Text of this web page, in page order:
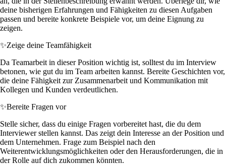
deine bisherigen Erfahrungen und Fähigkeiten zu diesen Aufgaben
passen und bereite konkrete Beispiele vor, um deine Eignung zu
zeigen.
✨Zeige deine Teamfähigkeit
Da Teamarbeit in dieser Position wichtig ist, solltest du im Interview
betonen, wie gut du im Team arbeiten kannst. Bereite Geschichten vor,
die deine Fähigkeit zur Zusammenarbeit und Kommunikation mit
Kollegen und Kunden verdeutlichen.
✨Bereite Fragen vor
Stelle sicher, dass du einige Fragen vorbereitet hast, die du dem
Interviewer stellen kannst. Das zeigt dein Interesse an der Position und
dem Unternehmen. Frage zum Beispiel nach den
Weiterentwicklungsmöglichkeiten oder den Herausforderungen, die in
der Rolle auf dich zukommen könnten.